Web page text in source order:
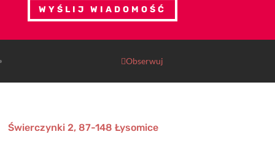
WYŚLIJ WIADOMOŚĆ
Obserwuj
Świerczynki 2, 87-148 Łysomice